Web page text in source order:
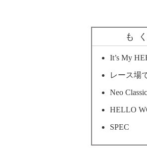
も
It’s My
レース場
Neo
HELLO
SPEC